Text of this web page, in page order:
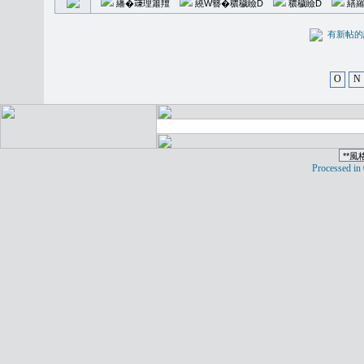
繙�𥪕理簫羶 繞W簪�穠穢瞼D 穠穢瞼D 繕
有新
O N
Processed